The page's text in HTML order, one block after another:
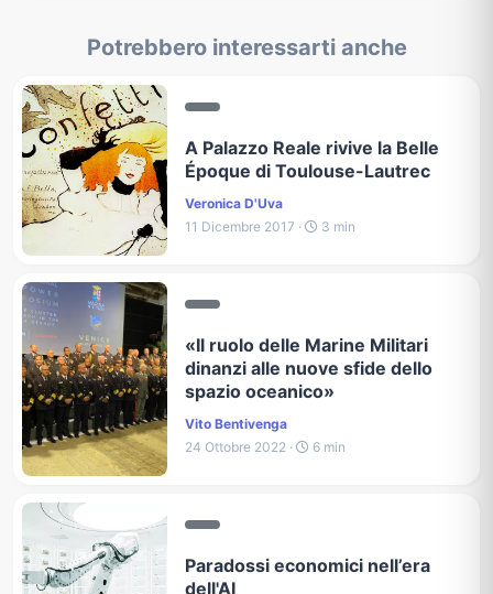
Potrebbero interessarti anche
A Palazzo Reale rivive la Belle
Époque di Toulouse-Lautrec
Veronica D'Uva
11 Dicembre 2017 ·
3 min
«Il ruolo delle Marine Militari
dinanzi alle nuove sfide dello
spazio oceanico»
Vito Bentivenga
24 Ottobre 2022 ·
6 min
Paradossi economici nell’era
dell'AI